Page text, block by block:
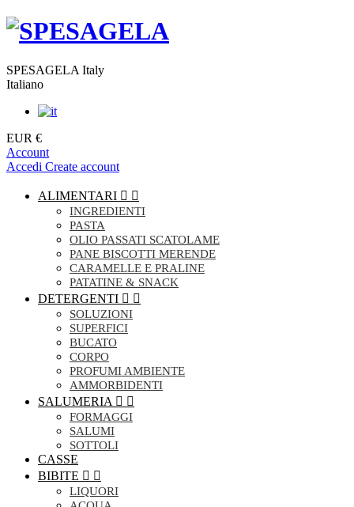
SPESAGELA Italy
Italiano
EUR €
Account
Accedi Create account
ALIMENTARI  
INGREDIENTI
PASTA
OLIO PASSATI SCATOLAME
PANE BISCOTTI MERENDE
CARAMELLE E PRALINE
PATATINE & SNACK
DETERGENTI  
SOLUZIONI
SUPERFICI
BUCATO
CORPO
PROFUMI AMBIENTE
AMMORBIDENTI
SALUMERIA  
FORMAGGI
SALUMI
SOTTOLI
CASSE
BIBITE  
LIQUORI